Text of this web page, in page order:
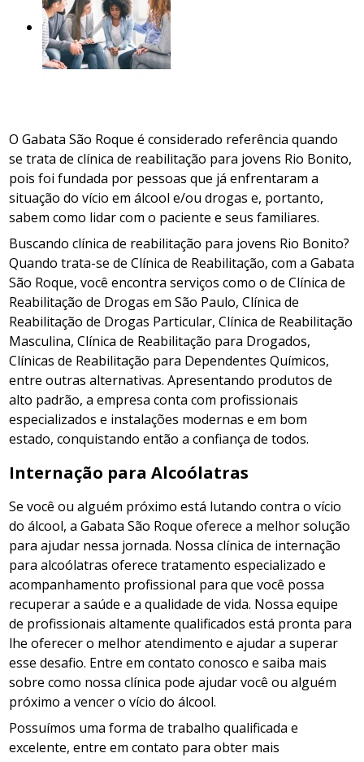
O Gabata São Roque é considerado referência quando
se trata de clínica de reabilitação para jovens Rio Bonito,
pois foi fundada por pessoas que já enfrentaram a
situação do vício em álcool e/ou drogas e, portanto,
sabem como lidar com o paciente e seus familiares.
Buscando clínica de reabilitação para jovens Rio Bonito?
Quando trata-se de Clínica de Reabilitação, com a Gabata
São Roque, você encontra serviços como o de Clínica de
Reabilitação de Drogas em São Paulo, Clínica de
Reabilitação de Drogas Particular, Clínica de Reabilitação
Masculina, Clínica de Reabilitação para Drogados,
Clínicas de Reabilitação para Dependentes Químicos,
entre outras alternativas. Apresentando produtos de
alto padrão, a empresa conta com profissionais
especializados e instalações modernas e em bom
estado, conquistando então a confiança de todos.
Internação para Alcoólatras
Se você ou alguém próximo está lutando contra o vício
do álcool, a Gabata São Roque oferece a melhor solução
para ajudar nessa jornada. Nossa clínica de internação
para alcoólatras oferece tratamento especializado e
acompanhamento profissional para que você possa
recuperar a saúde e a qualidade de vida. Nossa equipe
de profissionais altamente qualificados está pronta para
lhe oferecer o melhor atendimento e ajudar a superar
esse desafio. Entre em contato conosco e saiba mais
sobre como nossa clínica pode ajudar você ou alguém
próximo a vencer o vício do álcool.
Possuímos uma forma de trabalho qualificada e
excelente, entre em contato para obter mais